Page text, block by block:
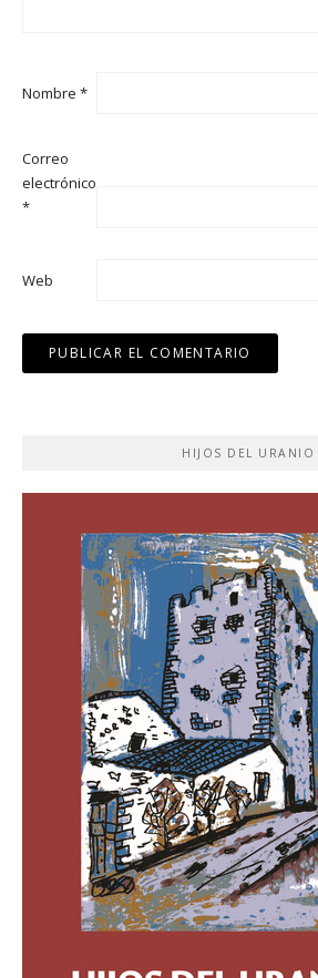
Nombre *
Correo
electrónico
*
Web
HIJOS DEL URANIO